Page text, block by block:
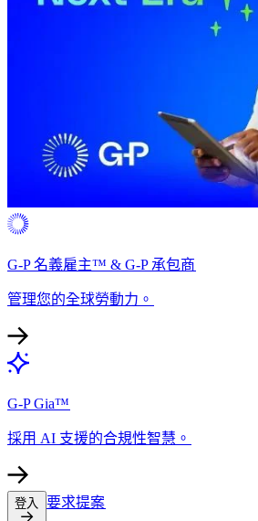
G-P 名義雇主™ & G-P 承包商​​
管理您的全球勞動力。​​
G-P Gia™​​
採用 AI 支援的合規性智慧。​​
登入​​ 要求提案​​